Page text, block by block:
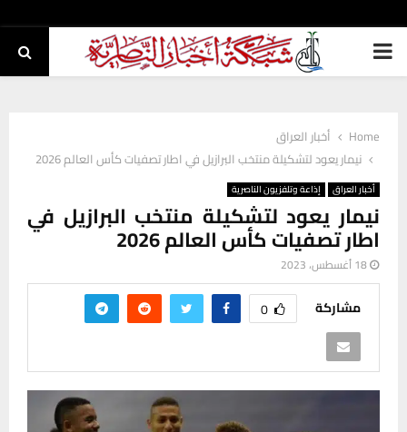
PRIMARY
Home
أخبار العراق
نيمار يعود لتشكيلة منتخب البرازيل في اطار تصفيات كأس العالم 2026
أخبار العراق إذاعة وتلفزيون الناصرية
نيمار يعود لتشكيلة منتخب البرازيل في
اطار تصفيات كأس العالم 2026
18 أغسطس، 2023
مشاركة 0